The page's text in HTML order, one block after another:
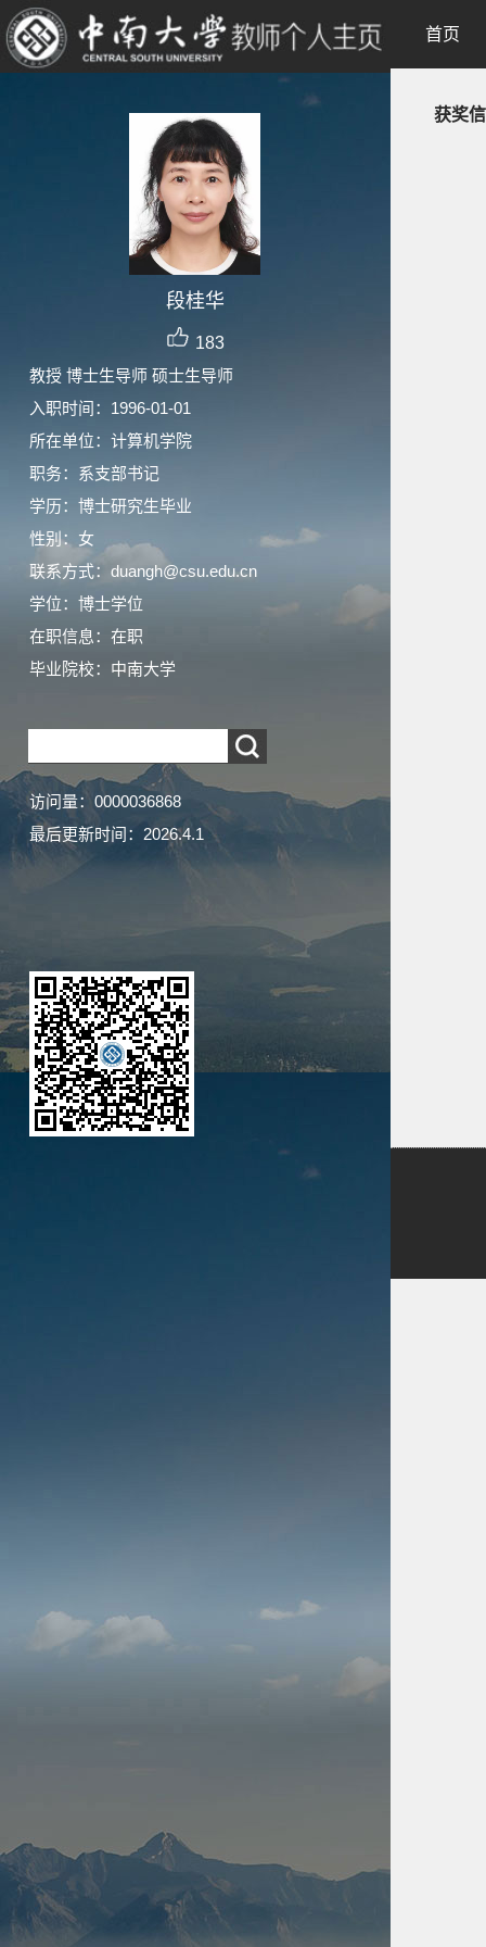
段桂华
183
教授 博士生导师 硕士生导师
入职时间：1996-01-01
所在单位：计算机学院
职务：系支部书记
学历：博士研究生毕业
性别：女
联系方式：duangh@csu.edu.cn
学位：博士学位
在职信息：在职
毕业院校：中南大学
访问量： 0000036868
最后更新时间： 2026.4.1
首页
获奖